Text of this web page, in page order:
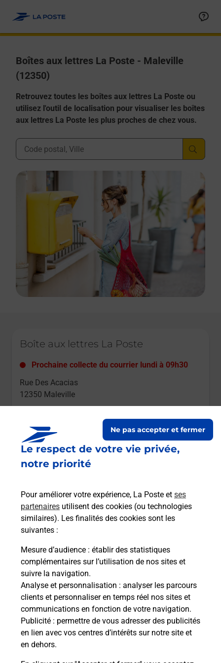
Le respect de votre vie privée,
notre priorité
Pour améliorer votre expérience, La Poste et ses
partenaires utilisent des cookies (ou technologies
similaires). Les finalités des cookies sont les
suivantes :
Mesure d’audience : établir des statistiques
complémentaires sur l’utilisation de nos sites et
suivre la navigation.
Analyse et personnalisation : analyser les parcours
clients et personnaliser en temps réel nos sites et
communications en fonction de votre navigation.
Publicité : permettre de vous adresser des publicités
en lien avec vos centres d’intérêts sur notre site et
en dehors.
Ne pas accepter et fermer
Boîtes aux lettres La Poste - Maleville
(12350)
Retrouvez toutes les boîtes aux lettres La Poste ou
utilisez l'outil de localisation pour visualiser les boîtes
aux lettres La Poste les plus proches de chez vous.
Ville, Département, Code Postal
Boîte aux lettres La Poste
Prochaine collecte du courrier lundi à 09h30
Rue Des Acacias
12350 Maleville
Boîte aux lettres La Poste
Le Bourg
12350 Maleville
Le lien s'ouvre dans un nouvel onglet
Boîte aux lettres La Poste
Prochaine collecte du courrierlundià 09h30
Impasse Des Aymerits
12350 Maleville
Le lien s'ouvre dans un nouvel onglet